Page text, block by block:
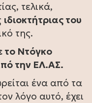
τελικά,
ιδιοκτήτριας του
της.
το Ντόγκο
την ΕΛ.ΑΣ.
ένα από τα
λόγο αυτό, έχει